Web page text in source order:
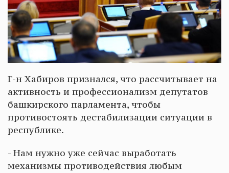
Г-н Хабиров признался, что рассчитывает на
активность и профессионализм депутатов
башкирского парламента, чтобы
противостоять дестабилизации ситуации в
республике.
- Нам нужно уже сейчас выработать
механизмы противодействия любым